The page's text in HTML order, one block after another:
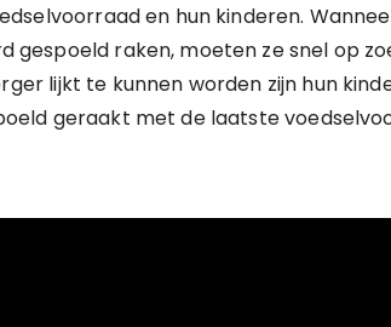
en hun kinderen.
gespoeld raken, moeten ze snel op
lijkt te kunnen worden zijn hun
geraakt met de laatste